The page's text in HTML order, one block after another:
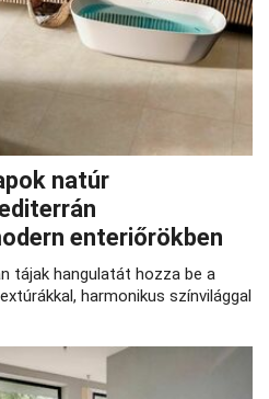
natúr
enteriőrökben
tájak hangulatát hozza be a
harmonikus színvilággal